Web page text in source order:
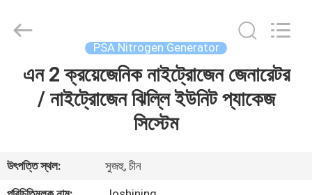
বাড়ি
আমাদের
সম্পর্কে
Technology
Co.,Ltd.
PSA Nitrogen Generator
এন 2 ক্রয়েজেনিক নাইট্রোজেন জেনারেটর
/ নাইট্রোজেন ঝিল্লি ইউনিট প্যাকেজ
সিস্টেম
উৎপত্তি স্থল:
সুজহু, চীন